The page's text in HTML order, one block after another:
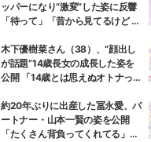
ッパーになり“激変”した姿に反響
「待って」「昔から見てるけど 最
木下優樹菜さん（38）、“顔出し
が話題”14歳長女の成長した姿を
公開 「14歳とは思えぬオトナっぽ
ぎる」など反響
約20年ぶりに出産した冨永愛、パ
ートナー・山本一賢の姿を公開
「たくさん背負ってくれてる」感